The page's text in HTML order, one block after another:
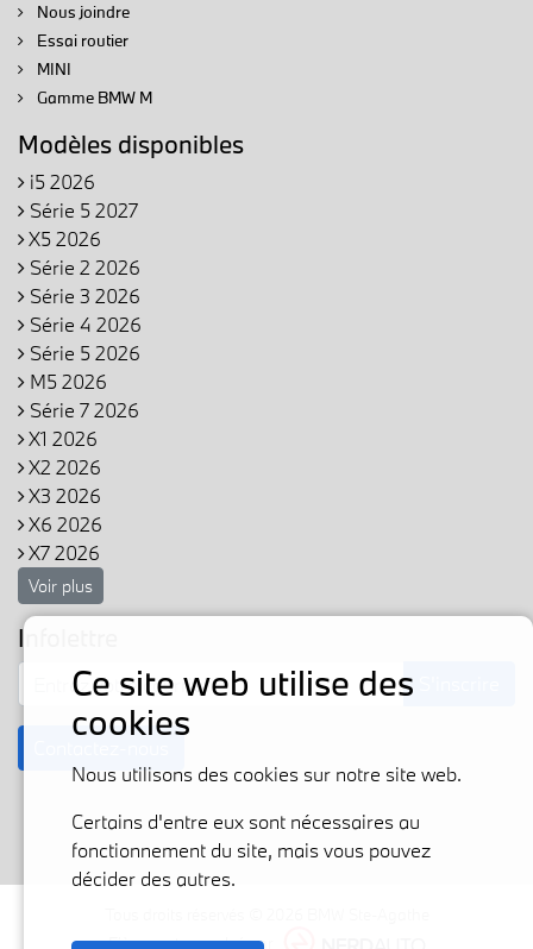
Nous joindre
Essai routier
MINI
Gamme BMW M
Modèles disponibles
i5 2026
Série 5 2027
X5 2026
Série 2 2026
Série 3 2026
Série 4 2026
Série 5 2026
M5 2026
Série 7 2026
X1 2026
X2 2026
X3 2026
X6 2026
X7 2026
Voir plus
Infolettre
Fièrement propulsé par
Ce site web utilise des
cookies
Nous utilisons des cookies sur notre site web.
Certains d'entre eux sont nécessaires au
fonctionnement du site, mais vous pouvez
décider des autres.